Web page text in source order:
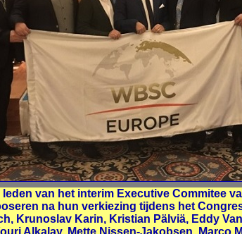
leden van het interim Executive Commitee
na hun verkiezing tijdens het
Krunoslav Karin, Kristian Pälviä, Eddy
Alkalay, Mette Nissen-Jakobsen, Marco